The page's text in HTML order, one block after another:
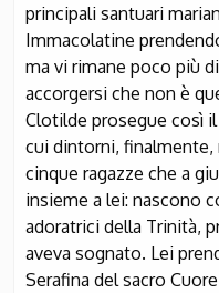
principali santuari
Immacolatine
ma vi rimane poco più
accorgersi che non è
Clotilde prosegue così
cui dintorni, finalmente,
cinque ragazze che a
insieme a lei: nascono
adoratrici della Trinità,
aveva sognato. Lei
Serafina del sacro